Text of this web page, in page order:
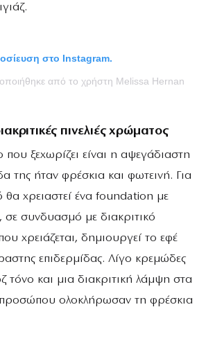
στο Instagram.
από το χρήστη Melissa
πινελιές χρώματος
που ξεχωρίζει είναι η αψεγάδιαστη
της ήταν φρέσκια και φωτεινή. Για
θα χρειαστεί ένα foundation με
σε συνδυασμό με διακριτικό
χρειάζεται, δημιουργεί το εφέ
επιδερμίδας. Λίγο κρεμώδες
τόνο και μια διακριτική λάμψη στα
ολοκλήρωσαν τη φρέσκια